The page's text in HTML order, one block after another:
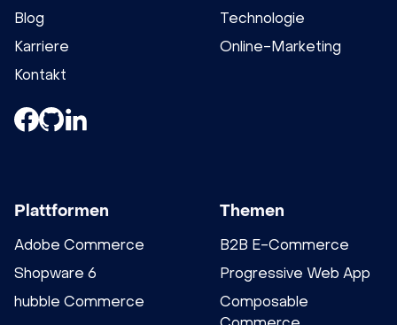
Blog
Karriere
Kontakt
Technologie
Online-Marketing
Plattformen
Adobe Commerce
Shopware 6
hubble Commerce
Themen
B2B E-Commerce
Progressive Web App
Composable